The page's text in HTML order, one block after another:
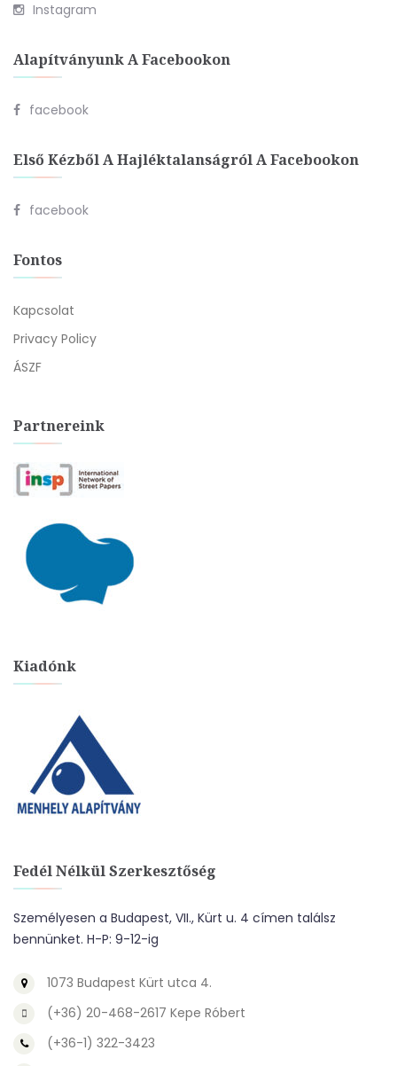
Instagram
Alapítványunk A Facebookon
facebook
Első Kézből A Hajléktalanságról A Facebookon
facebook
Fontos
Kapcsolat
Privacy Policy
ÁSZF
Partnereink
Kiadónk
Fedél Nélkül Szerkesztőség
Személyesen a Budapest, VII., Kürt u. 4 címen találsz
bennünket. H-P: 9-12-ig
1073 Budapest Kürt utca 4.
(+36) 20-468-2617 Kepe Róbert
(+36-1) 322-3423